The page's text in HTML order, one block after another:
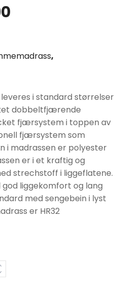
er:
,
i standard størrelser
dobbeltfjærende
fjærsystem i toppen av
fjærsystem som
i madrassen er polyester
er i et kraftig og
strechstoff i liggeflatene.
liggekomfort og lang
med sengebein i lyst
er HR32